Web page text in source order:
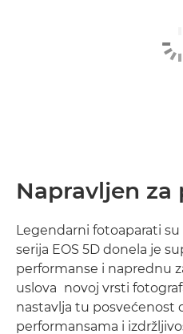
Napravljen za
Legendarni fotoaparati
serija EOS 5D donela je
performanse i naprednu
uslova novoj vrsti
nastavlja tu posvećenost
performansama i